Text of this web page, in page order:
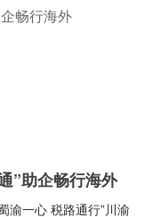
”助企畅行海外
渝一心 税路通行”川渝